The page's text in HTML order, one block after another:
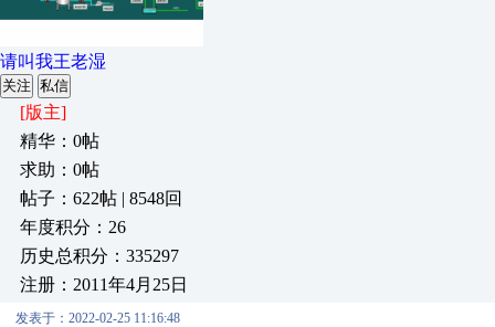
请叫我王老湿
关注 私信
[版主]
精华：0帖
求助：0帖
帖子：622帖 | 8548回
年度积分：26
历史总积分：335297
注册：2011年4月25日
发表于：2022-02-25 11:16:48